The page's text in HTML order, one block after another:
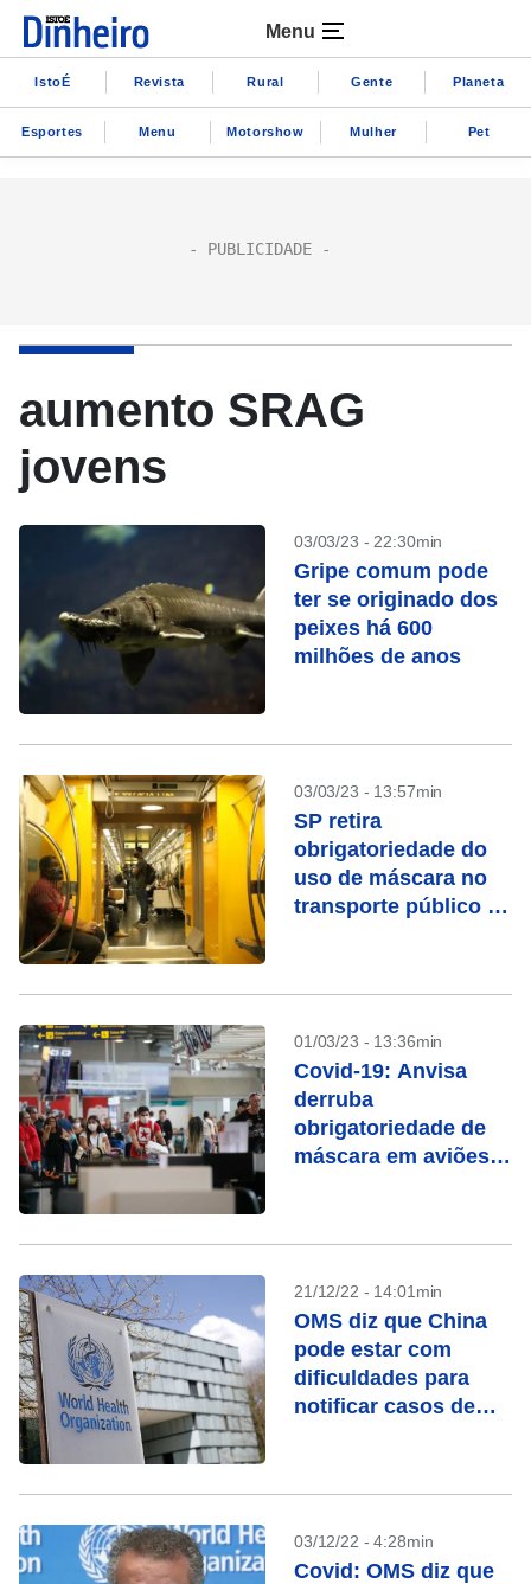
Menu
IstoÉ Revista Rural Gente Planeta
Esportes Menu Motorshow Mulher Pet
aumento SRAG
jovens
03/03/23 - 22:30min
Gripe comum pode
ter se originado dos
peixes há 600
milhões de anos
03/03/23 - 13:57min
SP retira
obrigatoriedade do
uso de máscara no
transporte público a
01/03/23 - 13:36min
Covid-19: Anvisa
derruba
obrigatoriedade de
máscara em aviões e
21/12/22 - 14:01min
OMS diz que China
pode estar com
dificuldades para
notificar casos de
03/12/22 - 4:28min
Covid: OMS diz que